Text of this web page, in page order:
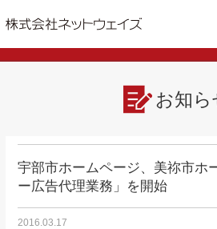
お知ら
宇部市ホームページ、美祢市ホ
ー広告代理業務」を開始
2016.03.17